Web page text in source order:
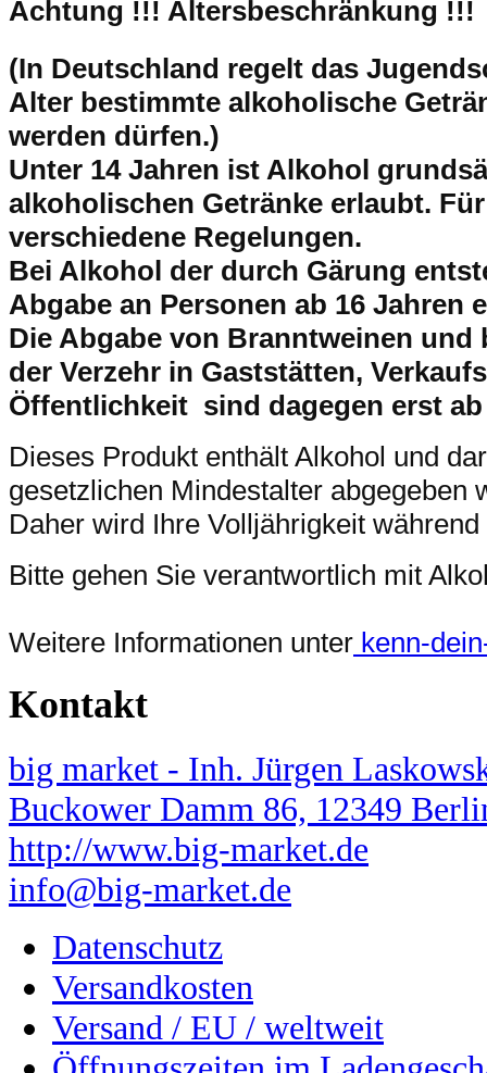
Achtung !!! Altersbeschränkung !!!
(In Deutschland regelt das
Alter bestimmte alkoholische
werden dürfen.)
Unter 14 Jahren ist Alkohol
alkoholischen Getränke erlaubt.
verschiedene Regelungen.
Bei Alkohol der durch Gärung
Abgabe an Personen ab 16 Jahren
Die Abgabe von Branntweinen
der Verzehr in Gaststätten,
Öffentlichkeit sind dagegen erst
Dieses Produkt enthält Alkohol und
gesetzlichen Mindestalter abgegeben
Daher wird Ihre Volljährigkeit
Bitte gehen Sie verantwortlich mit
Weitere Informationen unter kenn-
Kontakt
big market - Inh. Jürgen
Buckower Damm 86, 12349
http://www.big-market.de
info@big-market.de
Datenschutz
Versandkosten
Versand / EU / weltweit